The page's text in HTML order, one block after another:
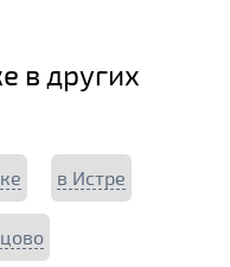
в других
в Истре